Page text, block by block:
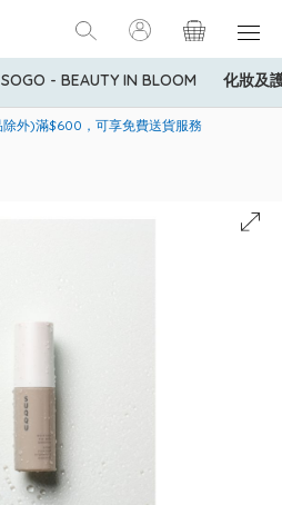
- BEAUTY IN BLOOM 化妝及
會員購物禮遇：高達5%簽賬回贈！
外)滿$600，可享免費送貨服務
定商品，若訂單金額少於HK$600(折